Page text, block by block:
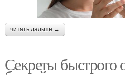
читать дальше →
Секреты быстрого